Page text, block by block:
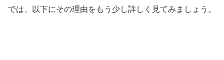
では、以下にその理由をもう少し詳しく見てみましょう。